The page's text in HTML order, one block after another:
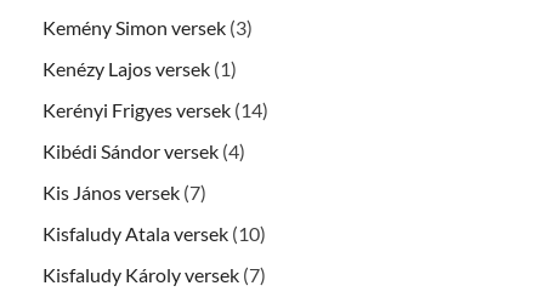
Kemény Simon versek (3)
Kenézy Lajos versek (1)
Kerényi Frigyes versek (14)
Kibédi Sándor versek (4)
Kis János versek (7)
Kisfaludy Atala versek (10)
Kisfaludy Károly versek (7)